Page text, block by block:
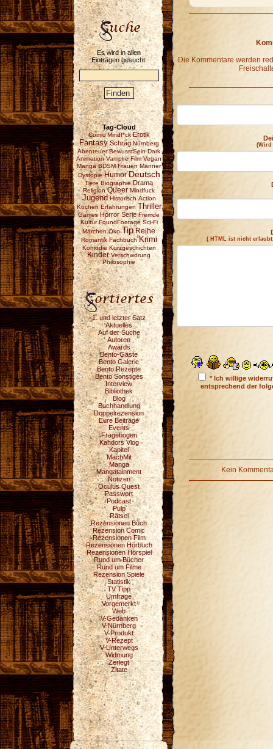
Es wird in allen
Einträgen gesucht.
Tag-Cloud
Comic Mindf*ck Erotik
Fantasy Schräg Nürnberg
Abenteuer BewusstSein Dark
Animation Vampire Film Vegan
Manga BDSM Frauen Männer
Dystopie Humor Deutsch
Tiere Biographie Drama
Religion Queer Mindfuck
Jugend Historisch Action
Kochen Erfahrungen Thriller
Games Horror Serie Fremde
Kultur FoundFootage Sci-Fi
Märchen Öko Tip Reihe
Romantik Fachbuch Krimi
Komödie Kurzgeschichten
Kinder Verschwörung
Philosophie
1. und letzter Satz
Aktuelles
Auf der Suche
Autoren
Awards
Bento-Gäste
Bento Galerie
Bento Rezepte
Bento Sonstiges
Interview
Bibliothek
Blog
Buchhandlung
Doppelrezension
Eure Beiträge
Events
Fragebogen
Kahdors Vlog
Kapitel
MachMit
Manga
Mangatainment
Notizen
Oculus Quest
Passwort
Podcast
Pulp
Rätsel
Rezensionen Buch
Rezension Comic
Rezensionen Film
Rezensionen Hörbuch
Rezensionen Hörspiel
Rund um Bücher
Rund um Filme
Rezension Spiele
Statistik
TV Tipp
Umfrage
Vorgemerkt
Web
V-Gedanken
V-Nürnberg
V-Produkt
V-Rezept
V-Unterwegs
Widmung
Zerlegt
Zitate
Die Kommentare werden
(Wird
( HTML ist nicht
* Ich willige
entsprechend der
Kein